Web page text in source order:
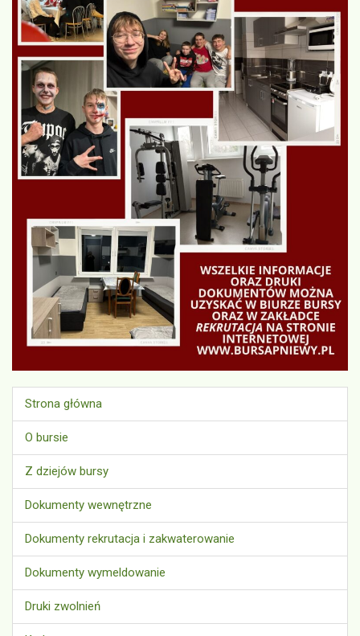
Strona główna
O bursie
Z dziejów bursy
Dokumenty wewnętrzne
Dokumenty rekrutacja i zakwaterowanie
Dokumenty wymeldowanie
Druki zwolnień